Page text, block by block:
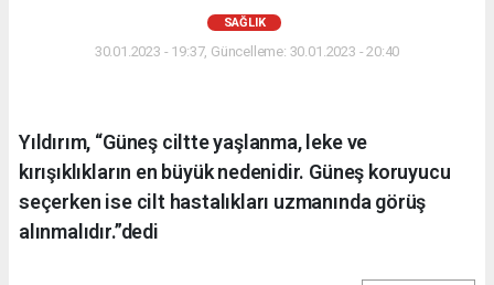
SAĞLIK
30.01.2023 - 19:37, Güncelleme: 30.01.2023 - 20:40
Yıldırım, “Güneş ciltte yaşlanma, leke ve
kırışıklıkların en büyük nedenidir. Güneş koruyucu
seçerken ise cilt hastalıkları uzmanında görüş
alınmalıdır.”dedi